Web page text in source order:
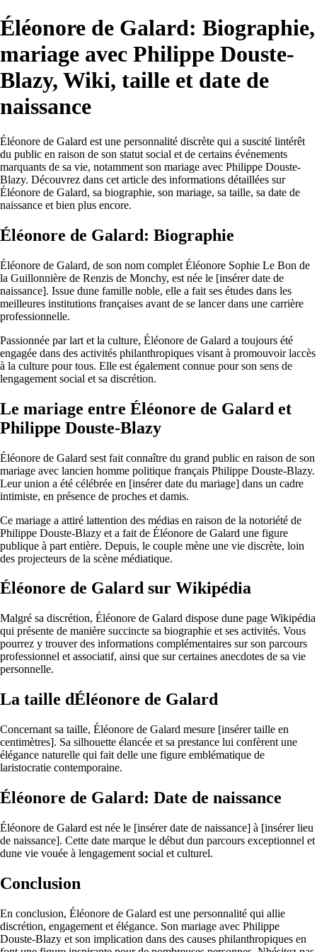
Éléonore de Galard: Biographie,
mariage avec Philippe Douste-
Blazy, Wiki, taille et date de
naissance
Éléonore de Galard est une personnalité discrète qui a suscité lintérêt
du public en raison de son statut social et de certains événements
marquants de sa vie, notamment son mariage avec Philippe Douste-
Blazy. Découvrez dans cet article des informations détaillées sur
Éléonore de Galard, sa biographie, son mariage, sa taille, sa date de
naissance et bien plus encore.
Éléonore de Galard: Biographie
Éléonore de Galard, de son nom complet Éléonore Sophie Le Bon de
la Guillonnière de Renzis de Monchy, est née le [insérer date de
naissance]. Issue dune famille noble, elle a fait ses études dans les
meilleures institutions françaises avant de se lancer dans une carrière
professionnelle.
Passionnée par lart et la culture, Éléonore de Galard a toujours été
engagée dans des activités philanthropiques visant à promouvoir laccès
à la culture pour tous. Elle est également connue pour son sens de
lengagement social et sa discrétion.
Le mariage entre Éléonore de Galard et
Philippe Douste-Blazy
Éléonore de Galard sest fait connaître du grand public en raison de son
mariage avec lancien homme politique français Philippe Douste-Blazy.
Leur union a été célébrée en [insérer date du mariage] dans un cadre
intimiste, en présence de proches et damis.
Ce mariage a attiré lattention des médias en raison de la notoriété de
Philippe Douste-Blazy et a fait de Éléonore de Galard une figure
publique à part entière. Depuis, le couple mène une vie discrète, loin
des projecteurs de la scène médiatique.
Éléonore de Galard sur Wikipédia
Malgré sa discrétion, Éléonore de Galard dispose dune page Wikipédia
qui présente de manière succincte sa biographie et ses activités. Vous
pourrez y trouver des informations complémentaires sur son parcours
professionnel et associatif, ainsi que sur certaines anecdotes de sa vie
personnelle.
La taille dÉléonore de Galard
Concernant sa taille, Éléonore de Galard mesure [insérer taille en
centimètres]. Sa silhouette élancée et sa prestance lui confèrent une
élégance naturelle qui fait delle une figure emblématique de
laristocratie contemporaine.
Éléonore de Galard: Date de naissance
Éléonore de Galard est née le [insérer date de naissance] à [insérer lieu
de naissance]. Cette date marque le début dun parcours exceptionnel et
dune vie vouée à lengagement social et culturel.
Conclusion
En conclusion, Éléonore de Galard est une personnalité qui allie
discrétion, engagement et élégance. Son mariage avec Philippe
Douste-Blazy et son implication dans des causes philanthropiques en